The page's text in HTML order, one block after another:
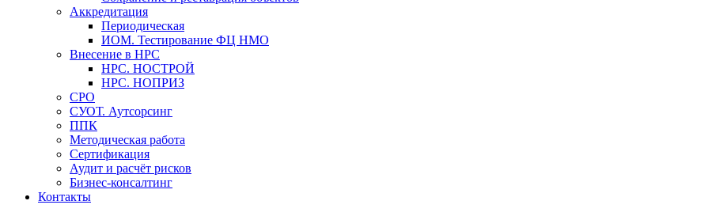
Аккредитация
Периодическая
ИОМ. Тестирование ФЦ НМО
Внесение в НРС
НРС. НОСТРОЙ
НРС. НОПРИЗ
СРО
СУОТ. Аутсорсинг
ППК
Методическая работа
Сертификация
Аудит и расчёт рисков
Бизнес-консалтинг
Контакты